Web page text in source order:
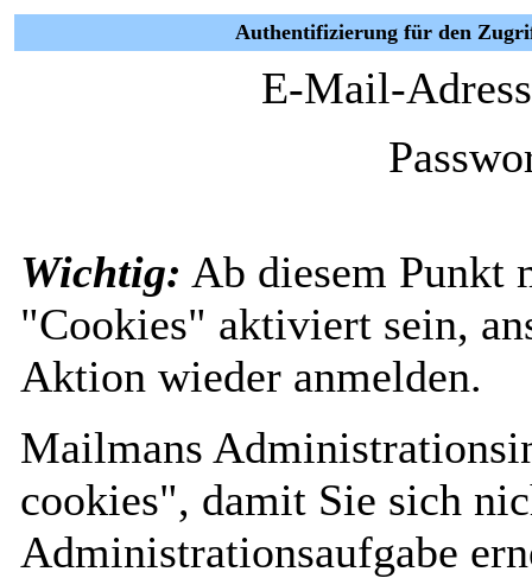
Authentifizierung für den
E-Mail-
Wichtig: Ab diesem Punkt
"Cookies" aktiviert sein,
Aktion wieder anmelden.
Mailmans
cookies", damit Sie sich
Administrationsaufgabe